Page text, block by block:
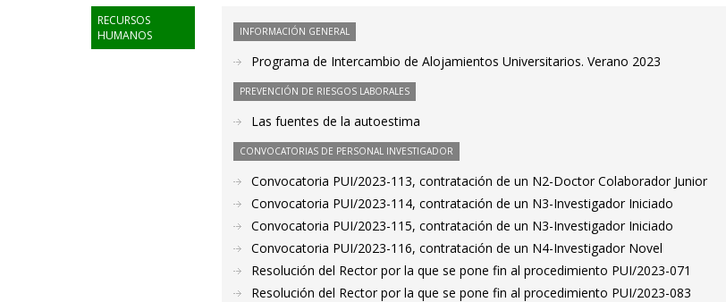
RECURSOS
HUMANOS
INFORMACIÓN GENERAL
Programa de Intercambio de Alojamientos Universitarios. Verano 2023
PREVENCIÓN DE RIESGOS LABORALES
Las fuentes de la autoestima
CONVOCATORIAS DE PERSONAL INVESTIGADOR
Convocatoria PUI/2023-113, contratación de un N2-Doctor Colaborador Junior
Convocatoria PUI/2023-114, contratación de un N3-Investigador Iniciado
Convocatoria PUI/2023-115, contratación de un N3-Investigador Iniciado
Convocatoria PUI/2023-116, contratación de un N4-Investigador Novel
Resolución del Rector por la que se pone fin al procedimiento PUI/2023-071
Resolución del Rector por la que se pone fin al procedimiento PUI/2023-083